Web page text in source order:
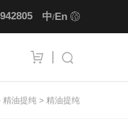
中/En
精油提纯 > 精油提纯